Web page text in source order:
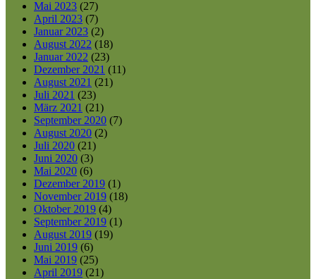
Mai 2023 (27)
April 2023 (7)
Januar 2023 (2)
August 2022 (18)
Januar 2022 (23)
Dezember 2021 (11)
August 2021 (21)
Juli 2021 (23)
März 2021 (21)
September 2020 (7)
August 2020 (2)
Juli 2020 (21)
Juni 2020 (3)
Mai 2020 (6)
Dezember 2019 (1)
November 2019 (18)
Oktober 2019 (4)
September 2019 (1)
August 2019 (19)
Juni 2019 (6)
Mai 2019 (25)
April 2019 (21)